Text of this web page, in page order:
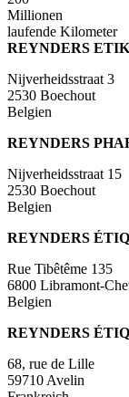
Millionen
laufende Kilometer
REYNDERS
Nijverheidsstraat 3
2530 Boechout
Belgien
REYNDERS
Nijverheidsstraat 15
2530 Boechout
Belgien
REYNDERS
Rue Tibêtême 135
6800 Libramont-
Belgien
REYNDERS
68, rue de Lille
59710 Avelin